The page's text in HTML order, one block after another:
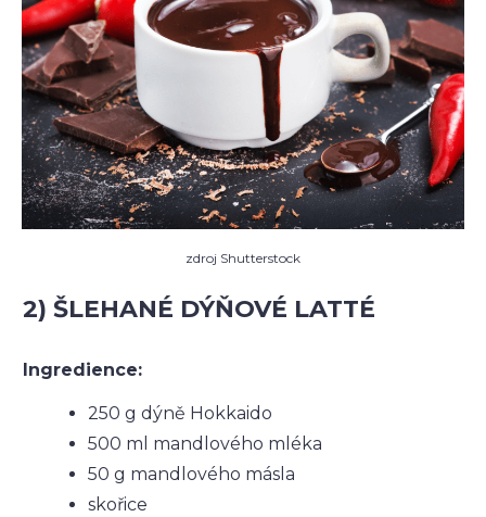
zdroj Shutterstock
2) ŠLEHANÉ DÝŇOVÉ LATTÉ
Ingredience:
250 g dýně Hokkaido
500 ml mandlového mléka
50 g mandlového másla
skořice